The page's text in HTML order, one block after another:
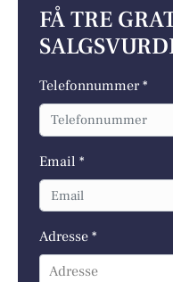
FÅ TRE
Telefonnummer *
Email *
Adresse *
Adresse